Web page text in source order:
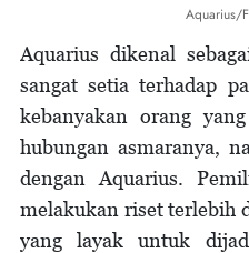
Aquarius/
Aquarius dikenal
sangat setia terhadap
kebanyakan orang
hubungan asmaranya,
dengan Aquarius.
melakukan riset terlebih
yang layak untuk